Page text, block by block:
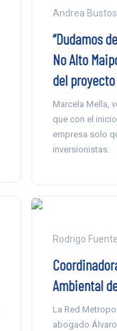
Andrea Bustos
“Dudamos
No Alto
del proyecto
Marcela Mella,
que con el
empresa solo
inversionistas.
Rodrigo
Ambiental
La Red
abogado